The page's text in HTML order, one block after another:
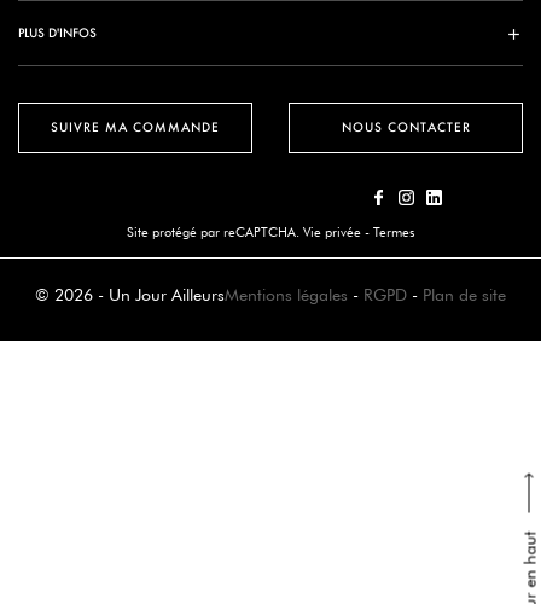
SUIVRE MA COMMANDE
PLUS D'INFOS
NOUS CONTACTER
Site protégé par reCAPTCHA. Vie privée - Termes
© 2026 - Un Jour AilleursMentions légales - RGPD - Plan de site